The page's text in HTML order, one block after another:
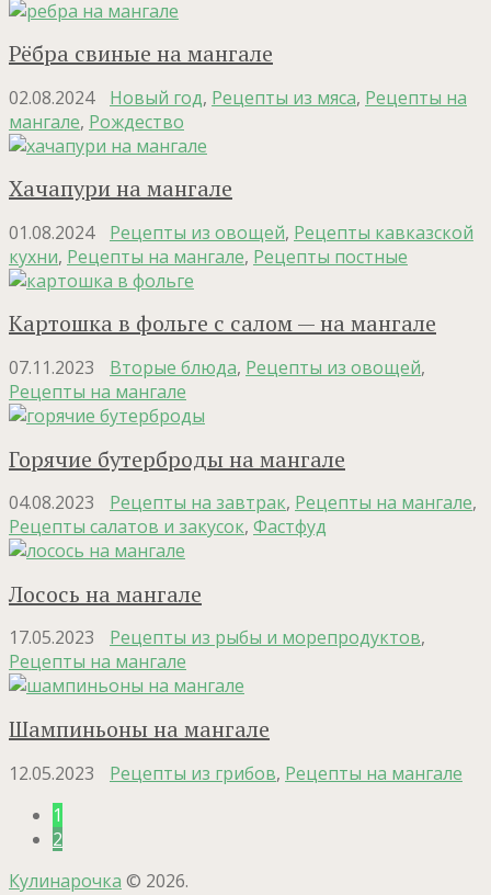
Рёбра свиные на мангале
02.08.2024 Новый год, Рецепты из мяса, Рецепты на
мангале, Рождество
Хачапури на мангале
01.08.2024 Рецепты из овощей, Рецепты кавказской
кухни, Рецепты на мангале, Рецепты постные
Картошка в фольге с салом — на мангале
07.11.2023 Вторые блюда, Рецепты из овощей,
Рецепты на мангале
Горячие бутерброды на мангале
04.08.2023 Рецепты на завтрак, Рецепты на мангале,
Рецепты салатов и закусок, Фастфуд
Лосось на мангале
17.05.2023 Рецепты из рыбы и морепродуктов,
Рецепты на мангале
Шампиньоны на мангале
12.05.2023 Рецепты из грибов, Рецепты на мангале
1
2
Кулинарочка © 2026.